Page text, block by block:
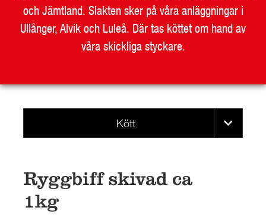
PRESS
KONTAKT
och Jämtland. Slakten sker på våra anläggningar i
Ullånger, Alvik och Luleå. Där tas köttet om hand av
våra skickliga styckare.
Kött
Ryggbiff skivad ca
1kg